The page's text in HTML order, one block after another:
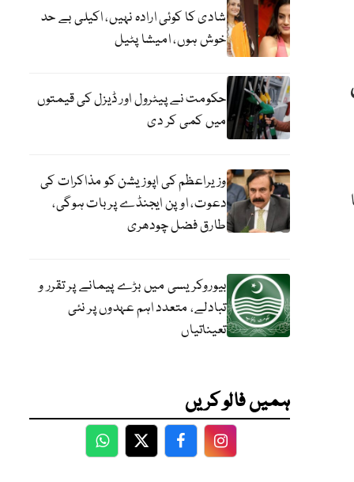
شادی کا کوئی ارادہ نہیں، اکیلی بے حد
خوش ہوں، امیشا پٹیل
حکومت نے پیٹرول اور ڈیزل کی قیمتوں
میں کمی کر دی
وزیراعظم کی اپوزیشن کو مذاکرات کی
دعوت، اوپن ایجنڈے پر بات ہوگی،
طارق فضل چودھری
بیوروکریسی میں بڑے پیمانے پر تقرر و
تبادلے، متعدد اہم عہدوں پر نئی
تعیناتیاں
ہمیں فالو کریں
WhatsApp
TwitterFacebookFacebook